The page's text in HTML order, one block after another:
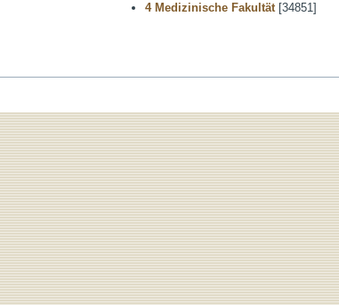
4 Medizinische Fakultät[34851]